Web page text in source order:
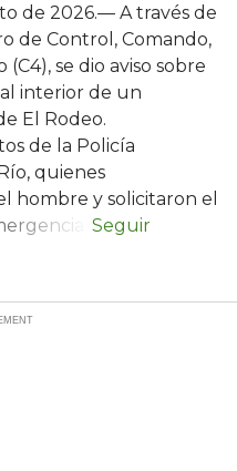
de 2026.— A través de
de Control, Comando,
se dio aviso sobre
interior de un
El Rodeo.
de la Policía
quienes
hombre y solicitaron el